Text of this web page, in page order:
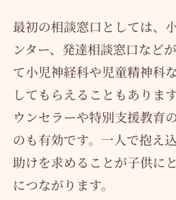
最初の相談窓口としては、
ンター、発達相談窓口など
て小児神経科や児童精神科
してもらえることもありま
ウンセラーや特別支援教育
のも有効です。一人で抱え
助けを求めることが子供に
につながります。